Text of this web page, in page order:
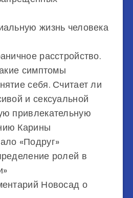
жизнь человека
расстройство.
симптомы
себя. Считает ли
и сексуальной
привлекательную
Карины
«Подруг»
ролей в
Новосад о